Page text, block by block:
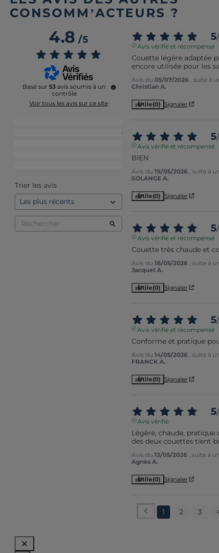
CONSOMM’ACTEURS ?
4.8/5
Basé sur 53 avis soumis à un
contrôle
Voir tous les avis sur ce site
9
0
0
Trier les avis
5/
Avis vérifié et récompensé
Couette légère adaptée
encore utilisée pour les
Avis du 05/07/2026
, suite à
Christian A.
Utile(0) Signaler
5/
Avis vérifié et récompensé
BIEN
Avis du 19/05/2026
, suite à
SOLANGE A.
Utile(0) Signaler
5/
Avis vérifié et récompensé
Couette très chaude et
Avis du 18/05/2026
, suite à
Jacquet A.
Utile(0) Signaler
5/
Avis vérifié et récompensé
Conforme et pratique
Avis du 14/05/2026
, suite à
FRANCK A.
Utile(0) Signaler
5/
Avis vérifié
Légère, chaude,
des deux couettes tient
Avis du 12/05/2026
, suite à
Agnès A.
Utile(0) Signaler
1 2 3